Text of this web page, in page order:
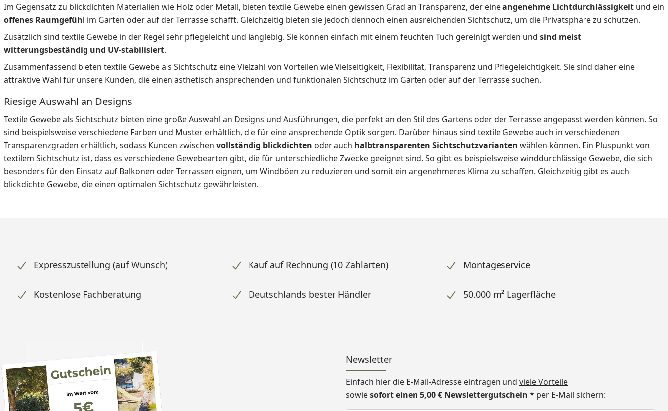
Im Gegensatz zu blickdichten Materialien wie Holz oder Metall, bieten textile Gewebe einen gewissen Grad an Transparenz, der eineangenehme Lichtdurchlässigkeit und ein
offenes Raumgefühl im Garten oder auf der Terrasse schafft. Gleichzeitig bieten sie jedoch dennoch einen ausreichenden Sichtschutz, um die Privatsphäre zu schützen.
Zusätzlich sind textile Gewebe in der Regel sehr pflegeleicht und langlebig. Sie können einfach mit einem feuchten Tuch gereinigt werden und sind meist
witterungsbeständig und UV-stabilisiert.
Zusammenfassend bieten textile Gewebe als Sichtschutz eine Vielzahl von Vorteilen wie Vielseitigkeit, Flexibilität, Transparenz und Pflegeleichtigkeit. Sie sind daher eine
attraktive Wahl für unsere Kunden, die einen ästhetisch ansprechenden und funktionalen Sichtschutz im Garten oder auf der Terrasse suchen.
Riesige Auswahl an Designs
Textile Gewebe als Sichtschutz bieten eine große Auswahl an Designs und Ausführungen, die perfekt an den Stil des Gartens oder der Terrasse angepasst werden können. So
sind beispielsweise verschiedene Farben und Muster erhältlich, die für eine ansprechende Optik sorgen. Darüber hinaus sind textile Gewebe auch in verschiedenen
Transparenzgraden erhältlich, sodass Kunden zwischen vollständig blickdichten oder auch halbtransparenten Sichtschutzvarianten wählen können. Ein Pluspunkt von
textilem Sichtschutz ist, dass es verschiedene Gewebearten gibt, die für unterschiedliche Zwecke geeignet sind. So gibt es beispielsweise winddurchlässige Gewebe, die sich
besonders für den Einsatz auf Balkonen oder Terrassen eignen, um Windböen zu reduzieren und somit ein angenehmeres Klima zu schaffen. Gleichzeitig gibt es auch
blickdichte Gewebe, die einen optimalen Sichtschutz gewährleisten.
Expresszustellung (auf Wunsch) Kauf auf Rechnung (10 Zahlarten) Montageservice
Kostenlose Fachberatung Deutschlands bester Händler 50.000 m² Lagerfläche
Newsletter
Einfach hier die E-Mail-Adresse eintragen und viele Vorteile
sowiesofort einen 5,00 € Newslettergutschein * per E-Mail sichern: